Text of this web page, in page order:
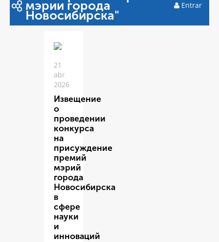
мэрии города
Новосибирска"
Entrar
21
abr
2026
Извещение
о
проведении
конкурса
на
присуждение
премий
мэрий
города
Новосибирска
в
сфере
науки
и
инноваций